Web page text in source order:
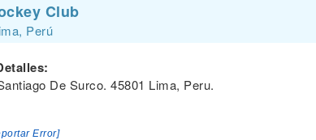
Club
Perú
De Surco. 45801 Lima, Peru.
Error]